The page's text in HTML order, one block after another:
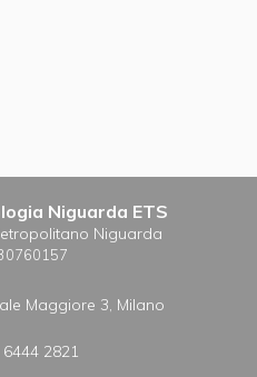
Niguarda ETS
Niguarda
Maggiore 3, Milano
6444 2821